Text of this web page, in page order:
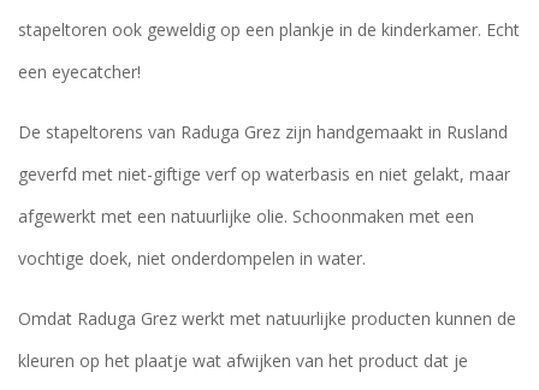
stapeltoren ook geweldig op een plankje in de kinderkamer. Echt
een eyecatcher!
De stapeltorens van Raduga Grez zijn handgemaakt in Rusland
geverfd met niet-giftige verf op waterbasis en niet gelakt, maar
afgewerkt met een natuurlijke olie. Schoonmaken met een
vochtige doek, niet onderdompelen in water.
Omdat Raduga Grez werkt met natuurlijke producten kunnen de
kleuren op het plaatje wat afwijken van het product dat je